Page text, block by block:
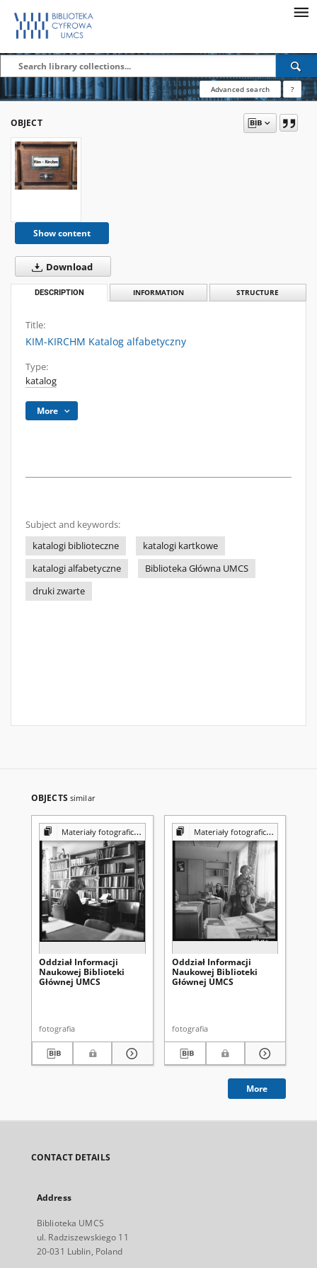
Advanced search ?
OBJECT
Show content
Download
DESCRIPTION INFORMATION STRUCTURE
Title:
KIM-KIRCHM Katalog alfabetyczny
Type:
katalog
More
Subject and keywords:
katalogi biblioteczne
katalogi kartkowe
katalogi alfabetyczne
Biblioteka Główna UMCS
druki zwarte
OBJECTS similar
Materiały fotograficzne z Pracowni Reprografii Biblioteki UMCS
Oddział Informacji
Naukowej Biblioteki
Głównej UMCS
fotografia
Materiały fotograficzne z Pracowni Reprografii Biblioteki UMCS
Oddział Informacji
Naukowej Biblioteki
Głównej UMCS
fotografia
More
CONTACT DETAILS
Address
Biblioteka UMCS
ul. Radziszewskiego 11
20-031 Lublin, Poland